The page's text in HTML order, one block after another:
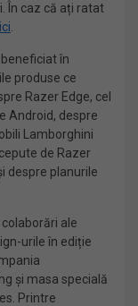
În caz că ați ratat
în
produse ce
Razer Edge, cel
Android, despre
Lamborghini
de Razer
despre planurile
ale
urile în ediție
și masa specială
Printre